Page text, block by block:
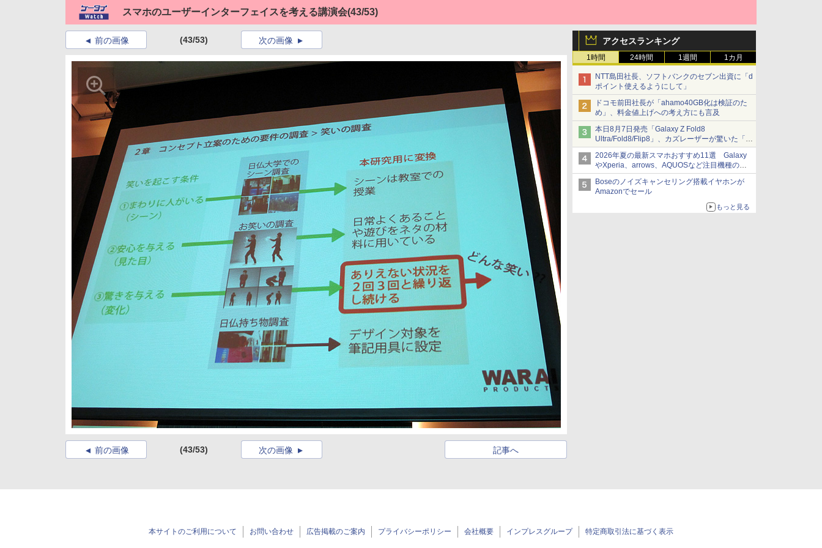
スマホのユーザーインターフェイスを考える講演会(43/53)
アクセスランキング
1時間 24時間 1週間 1カ月
NTT島田社長、ソフトバンクのセブン出資に「d
ポイント使えるようにして」
ドコモ前田社長が「ahamo40GB化は検証のた
め」、料金値上げへの考え方にも言及
本日8月7日発売「Galaxy Z Fold8
Ultra/Fold8/Flip8」、カズレーザーが驚いた「そ
ば屋のメニュー並みの薄さ」
2026年夏の最新スマホおすすめ11選 Galaxy
やXperia、arrows、AQUOSなど注目機種の特
徴は
Boseのノイズキャンセリング搭載イヤホンが
Amazonでセール
もっと見る
前の画像 (43/53) 次の画像
前の画像 (43/53) 記事へ
次の画像
本サイトのご利用について お問い合わせ 広告掲載のご案内 プライバシーポリシー 会社概要 インプレスグループ 特定商取引法に基づく表示